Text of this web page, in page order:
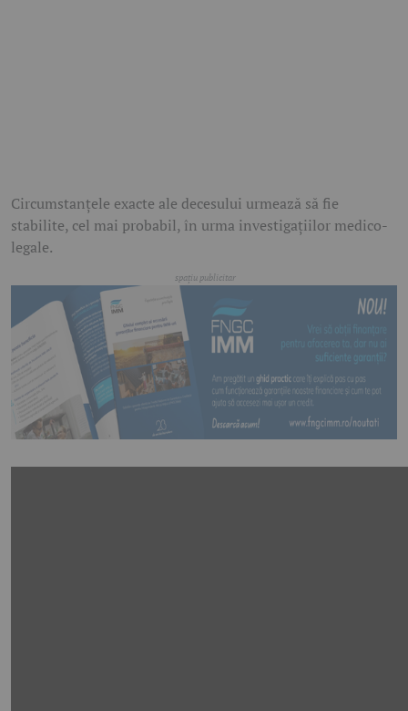
Circumstanțele exacte ale decesului urmează să fie
stabilite, cel mai probabil, în urma investigațiilor medico-
legale.